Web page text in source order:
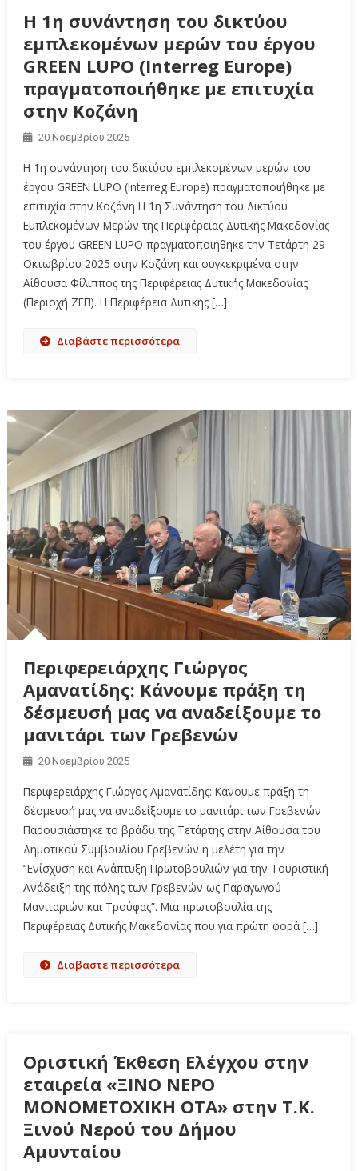
Η 1η συνάντηση του δικτύου
εμπλεκομένων μερών του έργου
GREEN LUPO (Interreg Europe)
πραγματοποιήθηκε με επιτυχία
στην Κοζάνη
20 Νοεμβρίου 2025
Η 1η συνάντηση του δικτύου εμπλεκομένων μερών του
έργου GREEN LUPO (Interreg Europe) πραγματοποιήθηκε με
επιτυχία στην Κοζάνη Η 1η Συνάντηση του Δικτύου
Εμπλεκομένων Μερών της Περιφέρειας Δυτικής Μακεδονίας
του έργου GREEN LUPO πραγματοποιήθηκε την Τετάρτη 29
Οκτωβρίου 2025 στην Κοζάνη και συγκεκριμένα στην
Αίθουσα Φίλιππος της Περιφέρειας Δυτικής Μακεδονίας
(Περιοχή ΖΕΠ). Η Περιφέρεια Δυτικής […]
Διαβάστε περισσότερα
Περιφερειάρχης Γιώργος
Αμανατίδης: Κάνουμε πράξη τη
δέσμευσή μας να αναδείξουμε το
μανιτάρι των Γρεβενών
20 Νοεμβρίου 2025
Περιφερειάρχης Γιώργος Αμανατίδης: Κάνουμε πράξη τη
δέσμευσή μας να αναδείξουμε το μανιτάρι των Γρεβενών
Παρουσιάστηκε το βράδυ της Τετάρτης στην Αίθουσα του
Δημοτικού Συμβουλίου Γρεβενών η μελέτη για την
“Ενίσχυση και Ανάπτυξη Πρωτοβουλιών για την Τουριστική
Ανάδειξη της πόλης των Γρεβενών ως Παραγωγού
Μανιταριών και Τρούφας”. Μια πρωτοβουλία της
Περιφέρειας Δυτικής Μακεδονίας που για πρώτη φορά […]
Διαβάστε περισσότερα
Οριστική Έκθεση Ελέγχου στην
εταιρεία «ΞΙΝΟ ΝΕΡΟ
ΜΟΝΟΜΕΤΟΧΙΚΗ ΟΤΑ» στην Τ.Κ.
Ξινού Νερού του Δήμου
Αμυνταίου